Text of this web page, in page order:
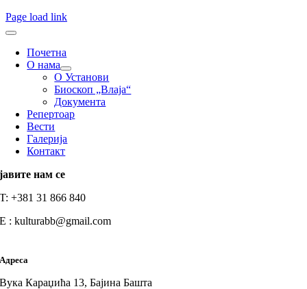
Page load link
Почетна
О нама
О Установи
Биоскоп „Влаја“
Документа
Репертоар
Вести
Галерија
Контакт
јавите нам се
T: +381 31 866 840
E : kulturabb@gmail.com
Адреса
Вука Караџића 13, Бајина Башта